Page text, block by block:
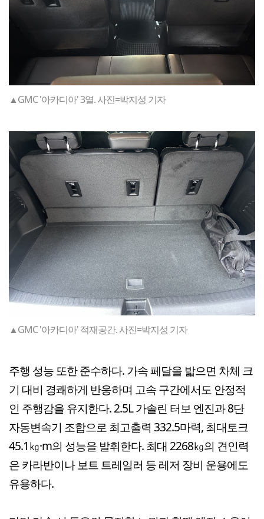
▲GMC '아카디아' 3열. 사진=박지성 기자
▲GMC '아카디아' 적재공간. 사진=박지성 기자
주행 성능 또한 준수하다. 가속 페달을 밟으면 차체 크
기 대비 경쾌하게 반응하며 고속 구간에서도 안정적
인 주행감을 유지한다. 2.5L 가솔린 터보 엔진과 8단
자동변속기 조합으로 최고출력 332.5마력, 최대토크
45.1㎏·m의 성능을 발휘한다. 최대 2268㎏의 견인력
은 카라반이나 보트 트레일러 등 레저 장비 운용에도
유용하다.